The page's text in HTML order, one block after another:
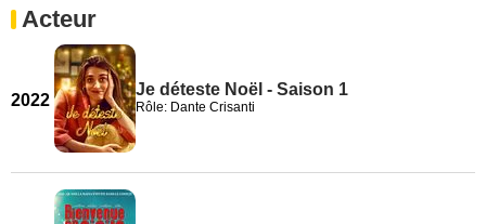
Acteur
2022
Je déteste Noël - Saison 1
Rôle: Dante Crisanti